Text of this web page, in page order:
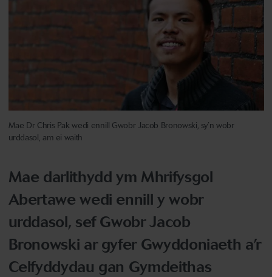
Mae Dr Chris Pak wedi ennill Gwobr Jacob Bronowski, sy’n wobr
urddasol, am ei waith
Mae darlithydd ym Mhrifysgol
Abertawe wedi ennill y wobr
urddasol, sef Gwobr Jacob
Bronowski ar gyfer Gwyddoniaeth a’r
Celfyddydau gan Gymdeithas